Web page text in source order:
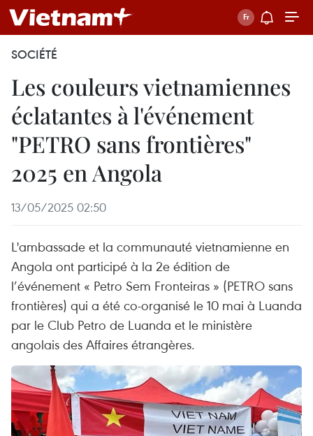
SOCIÉTÉ
Les couleurs vietnamiennes
éclatantes à l'événement
"PETRO sans frontières"
2025 en Angola
13/05/2025 02:50
L'ambassade et la communauté vietnamienne en
Angola ont participé à la 2e édition de
l’événement « Petro Sem Fronteiras » (PETRO sans
frontières) qui a été co-organisé le 10 mai à Luanda
par le Club Petro de Luanda et le ministère
angolais des Affaires étrangères.